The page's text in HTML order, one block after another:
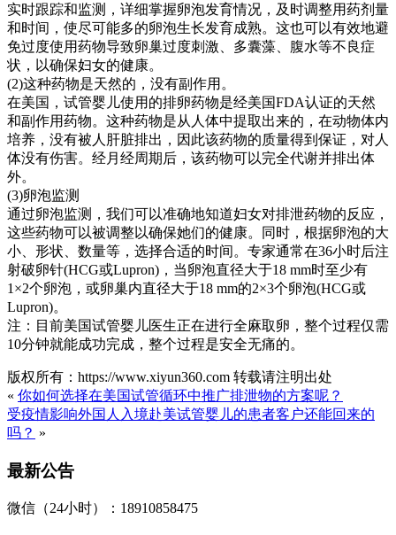
实时跟踪和监测，详细掌握卵泡发育情况，及时调整用药剂量
和时间，使尽可能多的卵泡生长发育成熟。这也可以有效地避
免过度使用药物导致卵巢过度刺激、多囊藻、腹水等不良症
状，以确保妇女的健康。
(2)这种药物是天然的，没有副作用。
在美国，试管婴儿使用的排卵药物是经美国FDA认证的天然
和副作用药物。这种药物是从人体中提取出来的，在动物体内
培养，没有被人肝脏排出，因此该药物的质量得到保证，对人
体没有伤害。经月经周期后，该药物可以完全代谢并排出体
外。
(3)卵泡监测
通过卵泡监测，我们可以准确地知道妇女对排泄药物的反应，
这些药物可以被调整以确保她们的健康。同时，根据卵泡的大
小、形状、数量等，选择合适的时间。专家通常在36小时后注
射破卵针(HCG或Lupron)，当卵泡直径大于18 mm时至少有
1×2个卵泡，或卵巢内直径大于18 mm的2×3个卵泡(HCG或
Lupron)。
注：目前美国试管婴儿医生正在进行全麻取卵，整个过程仅需
10分钟就能成功完成，整个过程是安全无痛的。
版权所有：https://www.xiyun360.com 转载请注明出处
« 你如何选择在美国试管循环中推广排泄物的方案呢？
受疫情影响外国人入境赴美试管婴儿的患者客户还能回来的
吗？ »
最新公告
微信（24小时）：18910858475